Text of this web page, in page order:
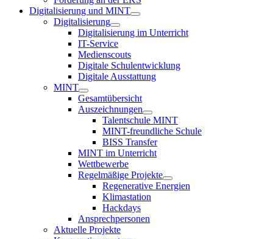
Digitalisierung und MINT
Digitalisierung
Digitalisierung im Unterricht
IT-Service
Medienscouts
Digitale Schulentwicklung
Digitale Ausstattung
MINT
Gesamtübersicht
Auszeichnungen
Talentschule MINT
MINT-freundliche Schule
BISS Transfer
MINT im Unterricht
Wettbewerbe
Regelmäßige Projekte
Regenerative Energien
Klimastation
Hackdays
Ansprechpersonen
Aktuelle Projekte